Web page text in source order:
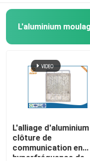
Services rapides
L'alliage d'aluminium
clôture de
communication en
hyperfréquence de